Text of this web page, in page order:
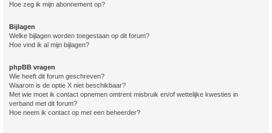
Hoe zeg ik mijn abonnement op?
Bijlagen
Welke bijlagen worden toegestaan op dit forum?
Hoe vind ik al mijn bijlagen?
phpBB vragen
Wie heeft dit forum geschreven?
Waarom is de optie X niet beschikbaar?
Met wie moet ik contact opnemen omtrent misbruik en/of wettelijke kwesties in
verband met dit forum?
Hoe neem ik contact op met een beheerder?